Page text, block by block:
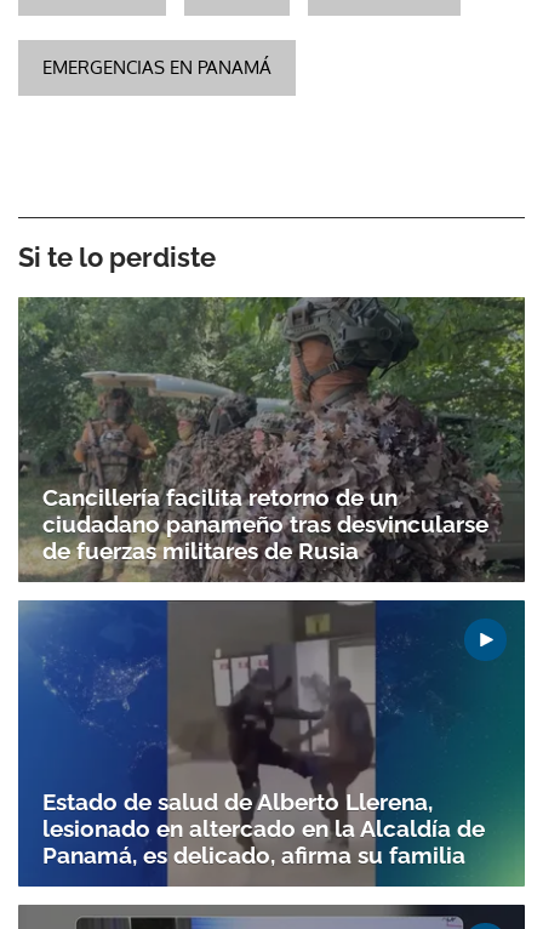
EMERGENCIAS EN PANAMÁ
Si te lo perdiste
Cancillería facilita retorno de un
ciudadano panameño tras desvincularse
de fuerzas militares de Rusia
Estado de salud de Alberto Llerena,
lesionado en altercado en la Alcaldía de
Panamá, es delicado, afirma su familia